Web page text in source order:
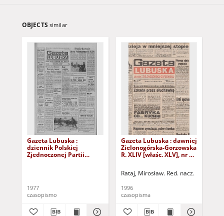
OBJECTS similar
Gazeta Lubuska :
dziennik Polskiej
Zjednoczonej Partii
1977
czasopismo
Gazeta Lubuska : dawniej
Zielonogórska-Gorzowska
R. XLIV [właśc. XLV], nr 52
Rataj, Mirosław. Red. nacz.
1996
czasopisma